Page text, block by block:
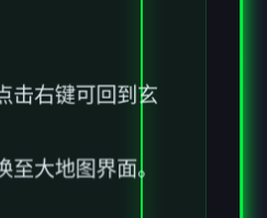
击右键可回到玄
至大地图界面。